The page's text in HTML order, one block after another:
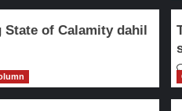
State of Calamity dahil